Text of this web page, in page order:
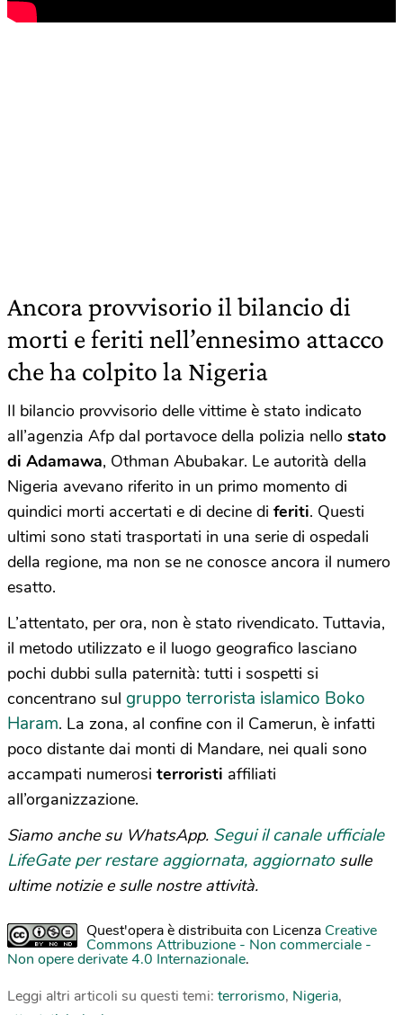
Ancora provvisorio il bilancio di
morti e feriti nell’ennesimo attacco
che ha colpito la Nigeria
Il bilancio provvisorio delle vittime è stato indicato
all’agenzia Afp dal portavoce della polizia nello stato
di Adamawa, Othman Abubakar. Le autorità della
Nigeria avevano riferito in un primo momento di
quindici morti accertati e di decine di feriti. Questi
ultimi sono stati trasportati in una serie di ospedali
della regione, ma non se ne conosce ancora il numero
esatto.
L’attentato, per ora, non è stato rivendicato. Tuttavia,
il metodo utilizzato e il luogo geografico lasciano
pochi dubbi sulla paternità: tutti i sospetti si
concentrano sul gruppo terrorista islamico Boko
Haram. La zona, al confine con il Camerun, è infatti
poco distante dai monti di Mandare, nei quali sono
accampati numerosi terroristi affiliati
all’organizzazione.
Siamo anche su WhatsApp. Segui il canale ufficiale
LifeGate per restare aggiornata, aggiornato sulle
ultime notizie e sulle nostre attività.
Quest'opera è distribuita con Licenza Creative
Commons Attribuzione - Non commerciale -
Non opere derivate 4.0 Internazionale.
Leggi altri articoli su questi temi: terrorismo, Nigeria,